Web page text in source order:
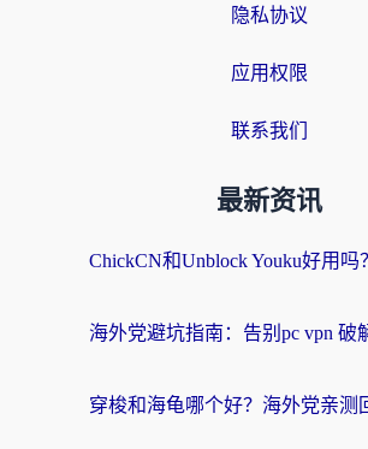
隐私协议
应用权限
联系我们
最新资讯